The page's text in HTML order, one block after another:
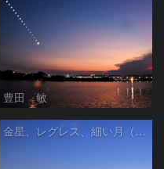
豊田 敏
金星、レグレス、細い月（７月１６日）